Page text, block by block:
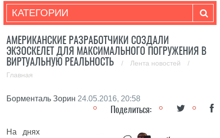
КАТЕГОРИИ
АМЕРИКАНСКИЕ РАЗРАБОТЧИКИ СОЗДАЛИ
ЭКЗОСКЕЛЕТ ДЛЯ МАКСИМАЛЬНОГО ПОГРУЖЕНИЯ В
ВИРТУАЛЬНУЮ РЕАЛЬНОСТЬ
/ Лента новостей
/
Главная
Борменталь Зорин 24.05.2016, 20:58
Поделиться:
На днях